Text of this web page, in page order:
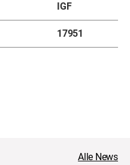
IGF
17951
Alle News